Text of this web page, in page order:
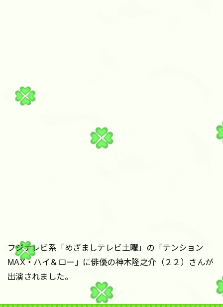
フジテレビ系「めざましテレビ土曜」の「テンション
MAX・ハイ＆ロー」に俳優の神木隆之介（２２）さんが
出演されました。